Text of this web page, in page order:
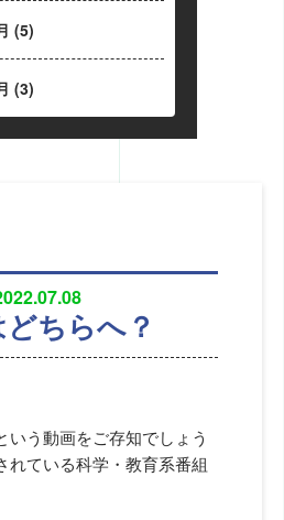
(5)
(3)
ちらへ？
いう動画をご存知でしょう
れている科学・教育系番組